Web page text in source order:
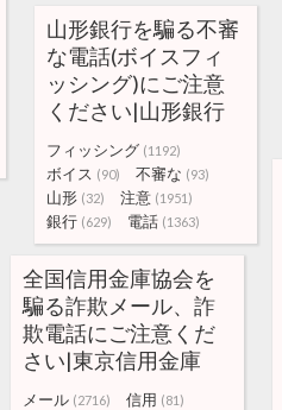
山形銀行を騙る不審
な電話(ボイスフィ
ッシング)にご注意
ください|山形銀行
フィッシング (1192)
ボイス (90) 不審な (93)
山形 (32) 注意 (1951)
銀行 (629) 電話 (1363)
全国信用金庫協会を
騙る詐欺メール、詐
欺電話にご注意くだ
さい|東京信用金庫
メール (2716) 信用 (81)